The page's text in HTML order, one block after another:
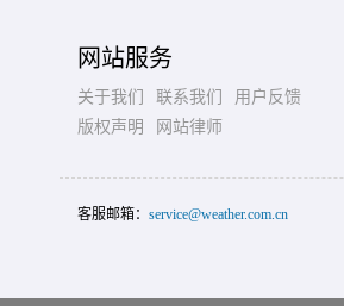
网站服务
关于我们 联系我们
用户反馈
版权声明
网站律师
客服邮箱： service@weather.com.cn